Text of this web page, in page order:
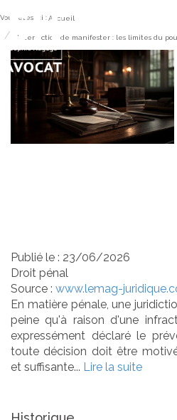
Vous êtes ici :Accueil
Interdiction de manifester : les limites du
Publié le : 23/06/2026
Droit pénal
Source : www.lemag-
En matière pénale, une
peine qu'à raison d'une
expressément déclaré le
toute décision doit être
et suffisante... Lire la suite